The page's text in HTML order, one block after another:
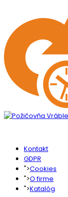
Kontakt
GDPR
">Cookies
">O firme
">Katalóg